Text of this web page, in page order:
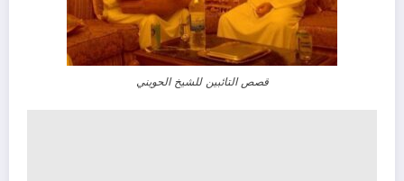
قصص التائبين للشيخ الحويني